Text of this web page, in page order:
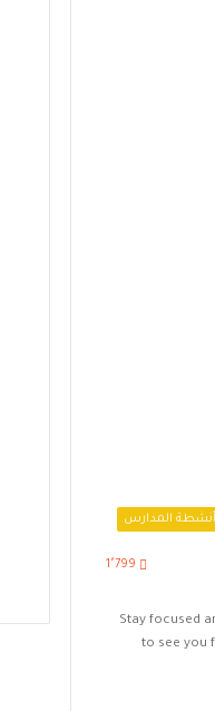
أنشطة المدارس
1٬799
Stay focused
to see you